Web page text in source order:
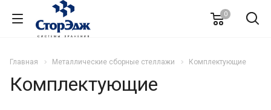
0
Главная Металлические сборные стеллажи Комплектующие
Комплектующие